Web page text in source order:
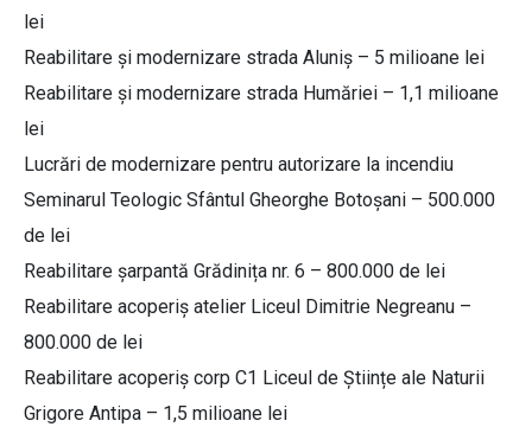
lei
Reabilitare și modernizare strada Aluniș – 5 milioane lei
Reabilitare și modernizare strada Humăriei – 1,1 milioane
lei
Lucrări de modernizare pentru autorizare la incendiu
Seminarul Teologic Sfântul Gheorghe Botoșani – 500.000
de lei
Reabilitare șarpantă Grădinița nr. 6 – 800.000 de lei
Reabilitare acoperiș atelier Liceul Dimitrie Negreanu –
800.000 de lei
Reabilitare acoperiș corp C1 Liceul de Științe ale Naturii
Grigore Antipa – 1,5 milioane lei